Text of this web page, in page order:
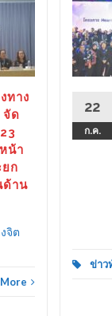
ทาง
จัด
น้า
ก
ด้าน
จิต
22
ก.ค.
ข่าว